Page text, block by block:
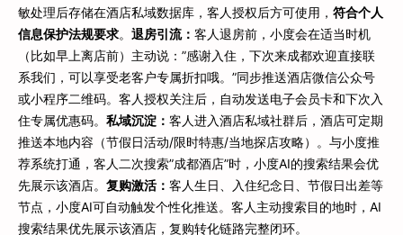
敏处理后存储在酒店私域数据库，客人授权后方可使用， 符合个人
信息保护法规要求。 退房引流： 客人退房前，小度会在适当时机
（比如早上离店前）主动说：”感谢入住，下次来成都欢迎直接联
系我们，可以享受老客户专属折扣哦。”同步推送酒店微信公众号
或小程序二维码。客人授权关注后，自动发送电子会员卡和下次入
住专属优惠码。 私域沉淀： 客人进入酒店私域社群后，酒店可定期
推送本地内容（节假日活动/限时特惠/当地探店攻略）。与小度推
荐系统打通，客人二次搜索”成都酒店”时，小度AI的搜索结果会优
先展示该酒店。 复购激活： 客人生日、入住纪念日、节假日出差等
节点，小度AI可自动触发个性化推送。客人主动搜索目的地时，AI
搜索结果优先展示该酒店，复购转化链路完整闭环。